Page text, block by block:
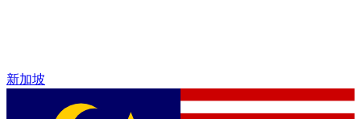
新加坡